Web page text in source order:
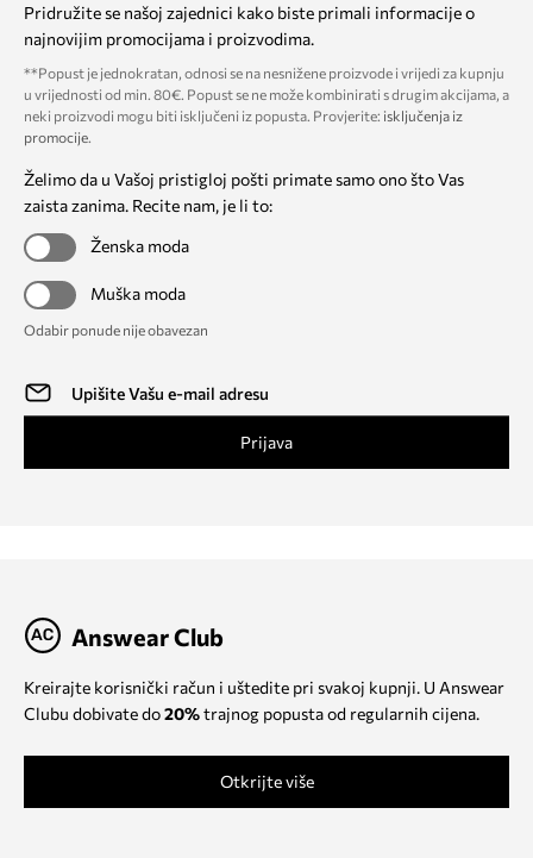
Pridružite se našoj zajednici kako biste primali informacije o
najnovijim promocijama i proizvodima.
**Popust je jednokratan, odnosi se na nesnižene proizvode i vrijedi za kupnju
u vrijednosti od min. 80€. Popust se ne može kombinirati s drugim akcijama, a
neki proizvodi mogu biti isključeni iz popusta. Provjerite: isključenja iz
promocije.
Želimo da u Vašoj pristigloj pošti primate samo ono što Vas
zaista zanima. Recite nam, je li to:
Ženska moda
Muška moda
Odabir ponude nije obavezan
Prijava
Answear Club
Kreirajte korisnički račun i uštedite pri svakoj kupnji. U Answear
Clubu dobivate do20%trajnog popusta od regularnih cijena.
Otkrijte više